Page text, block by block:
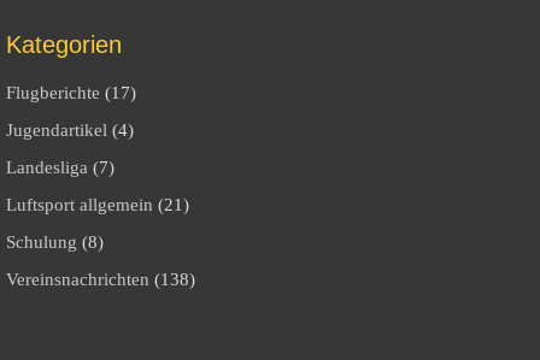
Kategorien
Flugberichte (17)
Jugendartikel (4)
Landesliga (7)
Luftsport allgemein (21)
Schulung (8)
Vereinsnachrichten (138)